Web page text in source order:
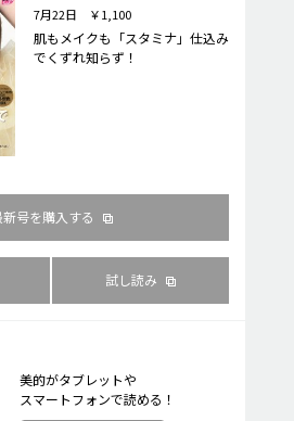
7月22日 ￥1,100
肌もメイクも「スタミナ」仕込み
でくずれ知らず！
新号を購入する
試し読み
美的がタブレットや
スマートフォンで読める！